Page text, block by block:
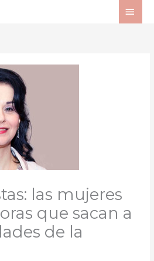
las mujeres
que sacan a
de la